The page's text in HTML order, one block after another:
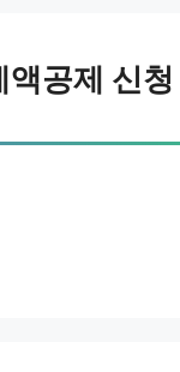
공제 신